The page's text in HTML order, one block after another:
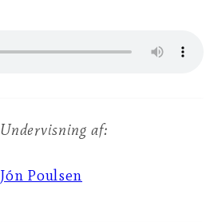
Undervisning af:
Jón Poulsen